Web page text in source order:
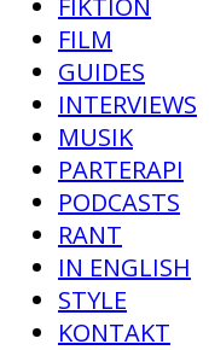
FIKTION
FILM
GUIDES
INTERVIEWS
MUSIK
PARTERAPI
PODCASTS
RANT
IN ENGLISH
STYLE
KONTAKT